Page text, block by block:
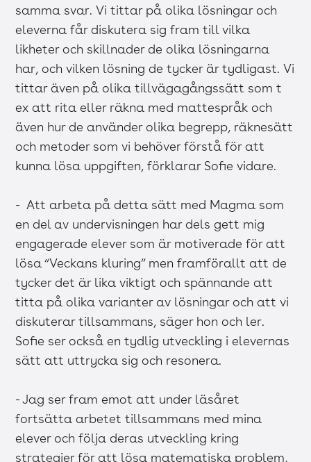
samma svar. Vi tittar på olika lösningar och
eleverna får diskutera sig fram till vilka
likheter och skillnader de olika lösningarna
har, och vilken lösning de tycker är tydligast. Vi
tittar även på olika tillvägagångssätt som t
ex att rita eller räkna med mattespråk och
även hur de använder olika begrepp, räknesätt
och metoder som vi behöver förstå för att
kunna lösa uppgiften, förklarar Sofie vidare.
- Att arbeta på detta sätt med Magma som
en del av undervisningen har dels gett mig
engagerade elever som är motiverade för att
lösa “Veckans kluring” men framförallt att de
tycker det är lika viktigt och spännande att
titta på olika varianter av lösningar och att vi
diskuterar tillsammans, säger hon och ler.
Sofie ser också en tydlig utveckling i elevernas
sätt att uttrycka sig och resonera.
- Jag ser fram emot att under läsåret
fortsätta arbetet tillsammans med mina
elever och följa deras utveckling kring
strategier för att lösa matematiska problem,